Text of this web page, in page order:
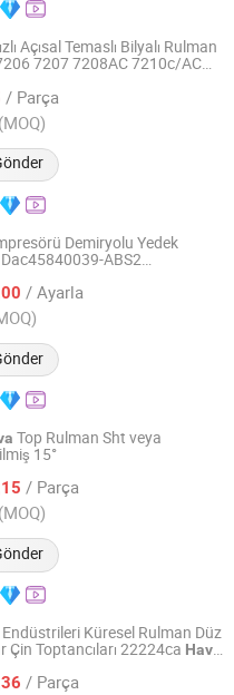
Açısal Temaslı Bilyalı Rulman
7207 7208AC 7210c/AC
için
/ Parça
(MOQ)
Co., Ltd.
2025
Demiryolu Yedek
Dac45840039-ABS2
Tekerlek Rulmanı
/ Ayarla
Group Co. , Ltd.
2020
Top Rulman Sht veya
15°
/ Parça
(MOQ)
Ltd.
2019
Küresel Rulman Düz
Çin Toptancıları 22224ca Hava
/ Parça
COMPANY